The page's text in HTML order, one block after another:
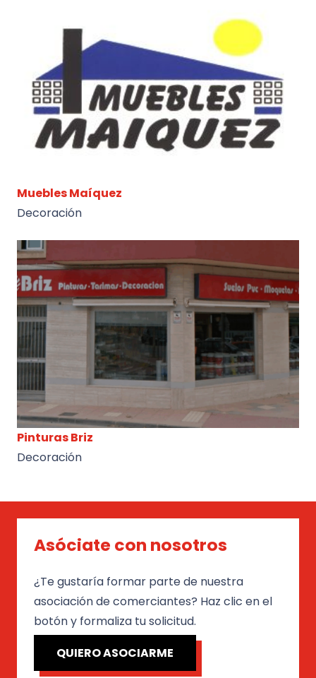
Muebles Maíquez
Decoración
Pinturas Briz
Decoración
Asóciate con nosotros
¿Te gustaría formar parte de nuestra
asociación de comerciantes? Haz clic en el
botón y formaliza tu solicitud.
QUIERO ASOCIARME